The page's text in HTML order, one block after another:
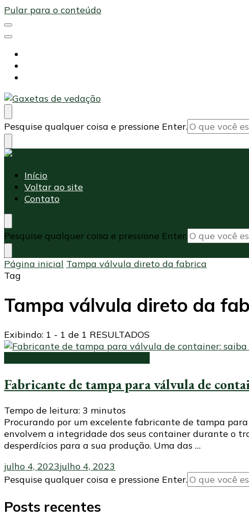
Pular para o conteúdo
Maxi Embalagens
Blog Maxi Embalagens
Procurando
algo?
Pesquise qualquer coisa e pressione Enter.
Maxi Embalagens
Blog Maxi Embalagens
Início
Voltar ao site
Contato
Procurando
algo?
Pesquise qualquer coisa e pressione Enter.
Página inicial Tampa válvula direto da fabrica
Tag
Tampa válvula direto da
Exibindo: 1 - 1 de 1 RESULTADOS
Fabricante de tampa para válvula de
Tempo de leitura: 3 minutos
Procurando por um excelente fabricante de tampa
envolvem a integridade dos seus container durante o
desperdícios para a sua produção. Uma das …
julho 4, 2023julho 4, 2023
Procurando
Pesquise qualquer coisa e pressione Enter.
Posts recentes